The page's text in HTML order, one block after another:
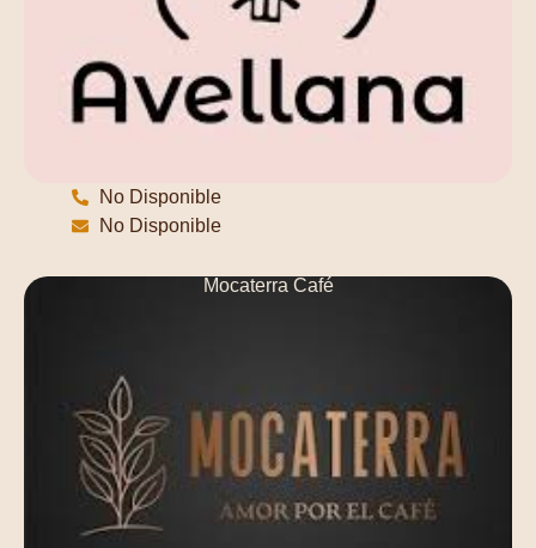
No Disponible
No Disponible
Mocaterra Café